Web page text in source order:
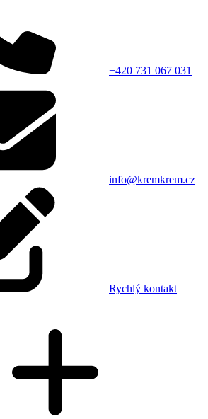
+420 731 067 031
info@kremkrem.cz
Rychlý kontakt